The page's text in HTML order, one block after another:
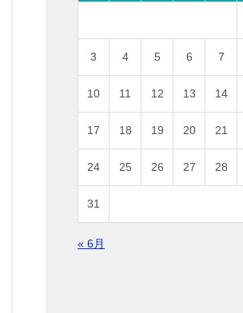
3 4 5 6 7
10 11 12 13 14
17 18 19 20 21
24 25 26 27 28
31
« 6月